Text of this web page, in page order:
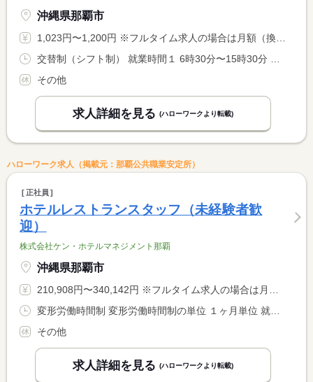
沖縄県那覇市
1,023円〜1,200円 ※フルタイム求人の場合は月額（換算額）、パート求人の場合は時間額を表示しています。
その他
求人詳細を見る (ハローワークより転載)
ハローワーク求人（掲載元：那覇公共職業安定所）
正社員
ホテルレストランスタッフ（未経験者歓
迎）
株式会社ケン・ホテルマネジメント那覇
沖縄県那覇市
210,908円〜340,142円 ※フルタイム求人の場合は月額（換算額）、パート求人の場合は時間額を表示しています。
その他
求人詳細を見る (ハローワークより転載)